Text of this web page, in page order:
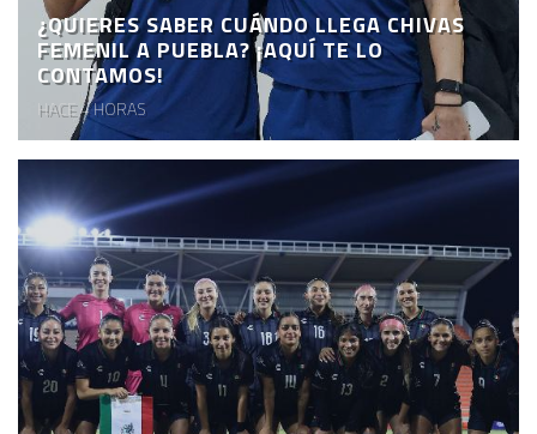
¿QUIERES SABER CUÁNDO LLEGA CHIVAS
FEMENIL A PUEBLA? ¡AQUÍ TE LO
CONTAMOS!
HACE 4 HORAS